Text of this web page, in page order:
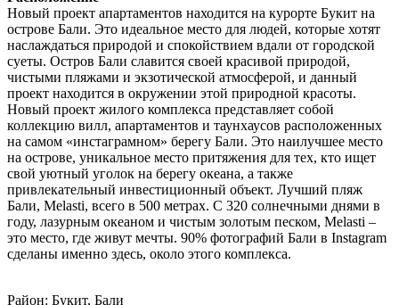
Новый проект апартаментов находится на курорте Букит на
острове Бали. Это идеальное место для людей, которые хотят
наслаждаться природой и спокойствием вдали от городской
суеты. Остров Бали славится своей красивой природой,
чистыми пляжами и экзотической атмосферой, и данный
проект находится в окружении этой природной красоты.
Новый проект жилого комплекса представляет собой
коллекцию вилл, апартаментов и таунхаусов расположенных
на самом «инстаграмном» берегу Бали. Это наилучшее место
на острове, уникальное место притяжения для тех, кто ищет
свой уютный уголок на берегу океана, а также
привлекательный инвестиционный объект. Лучший пляж
Бали, Melasti, всего в 500 метрах. С 320 солнечными днями в
году, лазурным океаном и чистым золотым песком, Melasti –
это место, где живут мечты. 90% фотографий Бали в Instagram
сделаны именно здесь, около этого комплекса.
Район: Букит, Бали